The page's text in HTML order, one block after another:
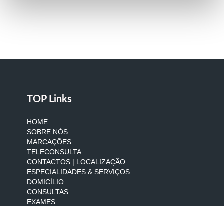
TOP Links
HOME
SOBRE NÓS
MARCAÇÕES
TELECONSULTA
CONTACTOS | LOCALIZAÇÃO
ESPECIALIDADES & SERVIÇOS
DOMICÍLIO
CONSULTAS
EXAMES